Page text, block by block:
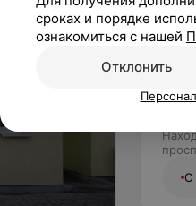
С
сроках и порядке
ознакомиться с нашей
Отклонить